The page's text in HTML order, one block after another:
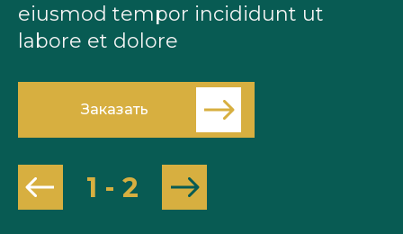
eiusmod tempor incididunt ut
labore et dolore
Заказать
1 - 2